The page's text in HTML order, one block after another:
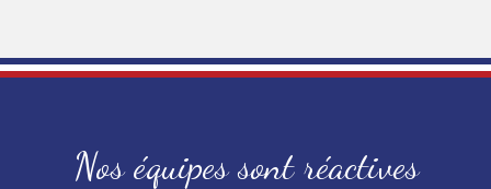
Nos équipes sont réactives